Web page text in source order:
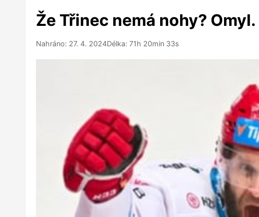
Že Třinec nemá nohy?
Nahráno: 27. 4. 2024Délka: 71h 20min 33s